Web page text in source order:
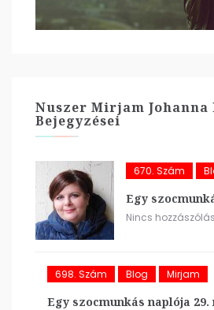
Nuszer Mirjam Johanna
Bejegyzései
670. Szám
Egy
Nincs hozzászólás
698. Szám Blog Mirjam
Egy szocmunkás naplója 29.